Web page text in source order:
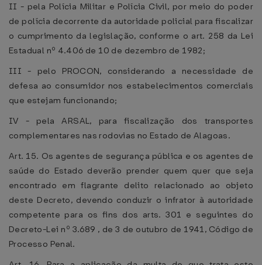
II - pela Polícia Militar e Polícia Civil, por meio do poder
de polícia decorrente da autoridade policial para fiscalizar
o cumprimento da legislação, conforme o art. 258 da Lei
Estadual nº 4.406 de 10 de dezembro de 1982;
III - pelo PROCON, considerando a necessidade de
defesa ao consumidor nos estabelecimentos comerciais
que estejam funcionando;
IV - pela ARSAL, para fiscalização dos transportes
complementares nas rodovias no Estado de Alagoas.
Art. 15. Os agentes de segurança pública e os agentes de
saúde do Estado deverão prender quem quer que seja
encontrado em flagrante delito relacionado ao objeto
deste Decreto, devendo conduzir o infrator à autoridade
competente para os fins dos arts. 301 e seguintes do
Decreto-Lei nº 3.689 , de 3 de outubro de 1941, Código de
Processo Penal.